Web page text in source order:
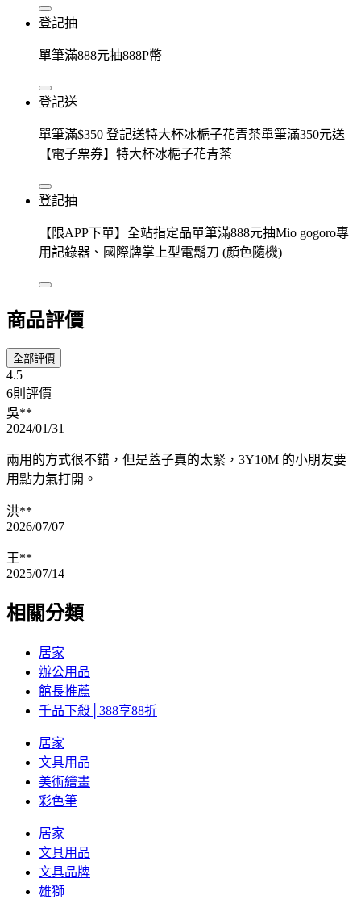
登記抽
單筆滿888元抽888P幣
登記送
單筆滿$350 登記送特大杯冰梔子花青茶單筆滿350元送
【電子票券】特大杯冰梔子花青茶
登記抽
【限APP下單】全站指定品單筆滿888元抽Mio gogoro專
用記錄器、國際牌掌上型電鬍刀 (顏色隨機)
商品評價
全部評價
4.5
6則評價
吳**
2024/01/31
兩用的方式很不錯，但是蓋子真的太緊，3Y10M 的小朋友要
用點力氣打開。
洪**
2026/07/07
王**
2025/07/14
相關分類
居家
辦公用品
館長推薦
千品下殺│388享88折
居家
文具用品
美術繪畫
彩色筆
居家
文具用品
文具品牌
雄獅